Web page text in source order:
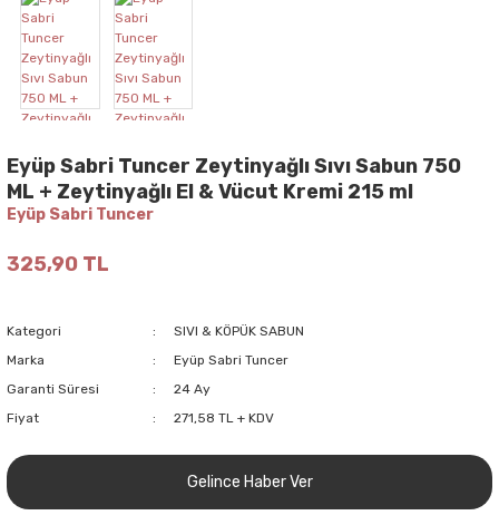
Eyüp Sabri Tuncer Zeytinyağlı Sıvı Sabun 750
ML + Zeytinyağlı El & Vücut Kremi 215 ml
Eyüp Sabri Tuncer
325,90 TL
Kategori
SIVI & KÖPÜK SABUN
Marka
Eyüp Sabri Tuncer
Garanti Süresi
24 Ay
Fiyat
271,58 TL + KDV
Gelince Haber Ver